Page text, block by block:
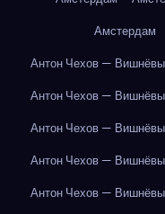
Амстердам
Антон Чехов —
Антон Чехов —
Антон Чехов —
Антон Чехов —
Антон Чехов —